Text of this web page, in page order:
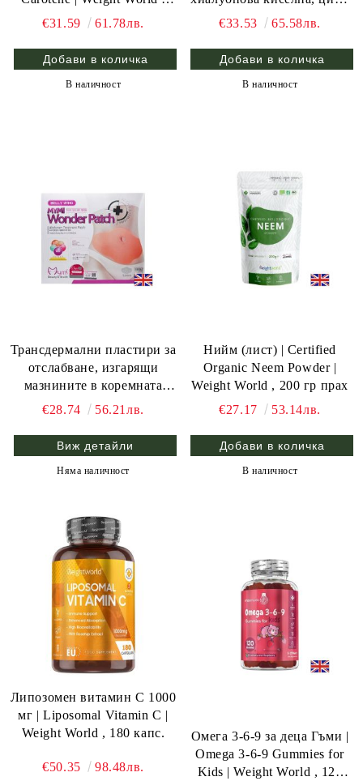
120 табл.
€31.59 61.78лв.
В наличност
и коензим Q10 | Marine
World , 120 капс.
€33.53 65.58лв.
В наличност
Трансдермални пластири за
отслабване, изгарящи
мазнините в коремната
област | Belly Wing Mymi
Weight World , 5 бр.
€28.74 56.21лв.
Виж детайли
Няма наличност
Нийм (лист) | Certified
Organic Neem Powder |
Weight World , 200 гр прах
€27.17
53.14лв.
В наличност
Липозомен витамин С 1000
мг | Liposomal Vitamin C |
Weight World , 180 капс.
€50.35 98.48лв.
Омега 3-6-9 за деца Гъми |
Omega 3-6-9 Gummies for
Kids | Weight World , 120